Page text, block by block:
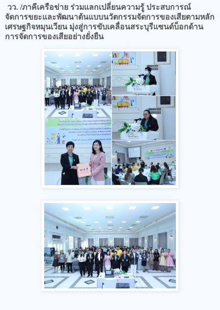
วว. /ภาคีเครือข่าย ร่วมแลกเปลี่ยนความรู้ ประสบการณ์
จัดการขยะและพัฒนาต้นแบบนวัตกรรมจัดการของเสียตามหลัก
เศรษฐกิจหมุนเวียน​ มุ่งสู่การขับเคลื่อนสระบุรีแซนด์บ็อกด้าน
การจัดการของเสียอย่างยั่งยืน